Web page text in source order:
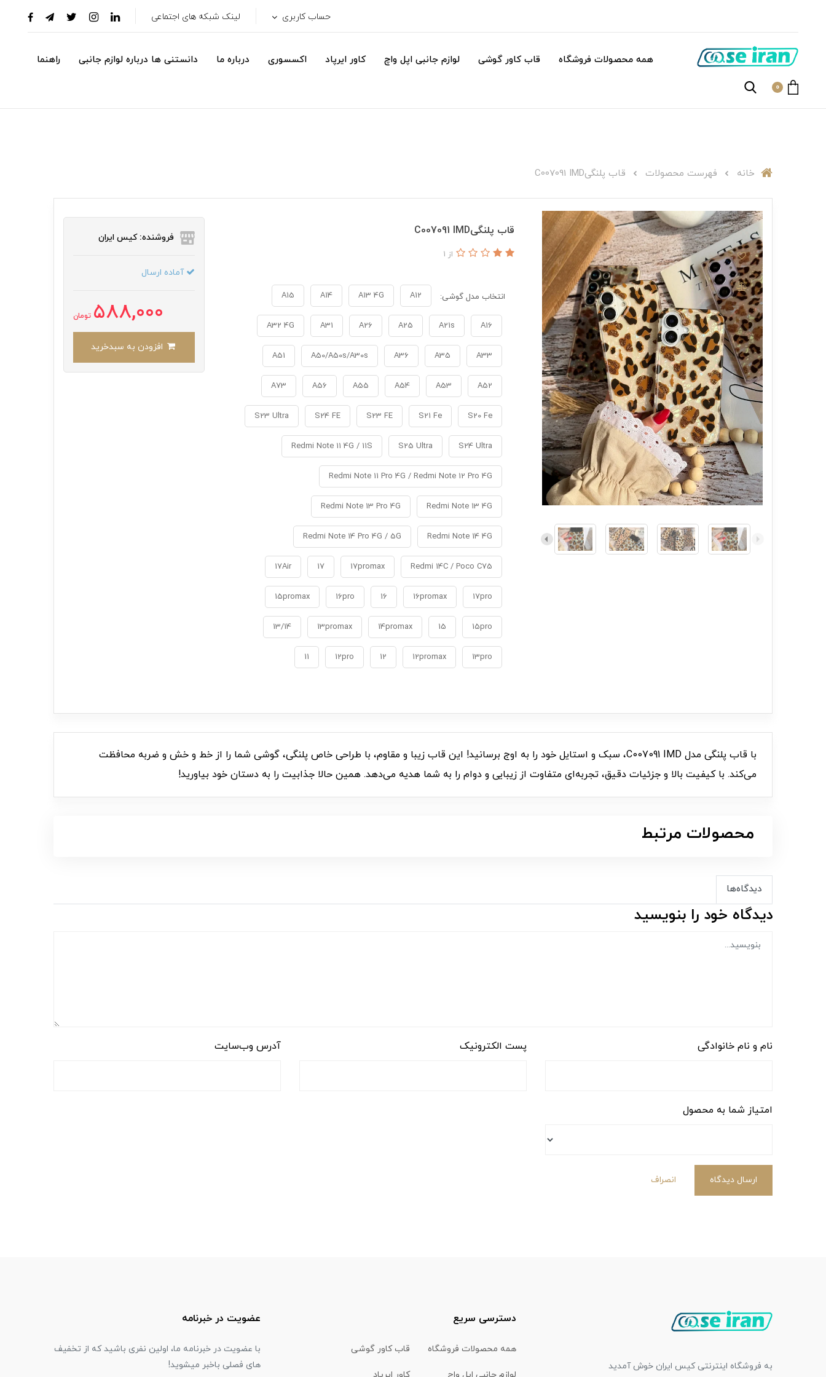
حساب کاربری لینک شبکه های اجتماعی
همه محصولات فروشگاه قاب کاور گوشی لوازم جانبی اپل واچ کاور ایرپاد اکسسوری درباره ما دانستنی ها درباره لوازم جانبی راهنما
0
خانه فهرست محصولات قاب پلنگیC007091 IMD
قاب پلنگیC007091 IMD
از 1
انتخاب مدل گوشی: A12
A13 4G
A14
A15
A16
A21s
A25
A26
A31
A32 4G
A33
A35
A36
A50/A50s/A30s
A51
A52
A53
A54
A55
A56
A73
S20 Fe
S21 Fe
S23 FE
S24 FE
S23 Ultra
S24 Ultra
S25 Ultra
Redmi Note 11 4G / 11S
Redmi Note 11 Pro 4G / Redmi Note 12 Pro 4G
Redmi Note 13 4G
Redmi Note 13 Pro 4G
Redmi Note 14 4G
Redmi Note 14 Pro 4G / 5G
Redmi 14C / Poco C75
17promax
17
17Air
17pro
16promax
16
16pro
15promax
15pro
15
14promax
13promax
13/14
13pro
12promax
12
12pro
11
فروشنده: کیس ایران
آماده ارسال
588,000 تومان
با قاب پلنگی مدل C007091 IMD، سبک و استایل خود را به اوج برسانید! این قاب زیبا و مقاوم، با طراحی خاص پلنگی، گوشی شما را از خط و خش و ضربه محافظت
می‌کند. با کیفیت بالا و جزئیات دقیق، تجربه‌ای متفاوت از زیبایی و دوام را به شما هدیه می‌دهد. همین حالا جذابیت را به دستان خود بیاورید!
محصولات مرتبط
دیدگاه‌ها
دیدگاه خود را بنویسید
نام و نام خانوادگی پست الکترونیک آدرس وب‌سایت
امتیاز شما به محصول
ارسال دیدگاه انصراف
به فروشگاه اینترنتی کیس ایران خوش آمدید
دسترسی سریع
همه محصولات فروشگاه قاب کاور گوشی
عضویت در خبرنامه
با عضویت در خبرنامه ما، اولین نفری باشید که از تخفیف
های فصلی باخبر میشوید!